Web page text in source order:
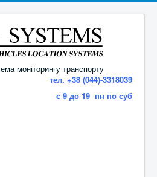
моніторингу транспорту
тел. +38 (044)-3318039
с 9 до 19 пн по суб